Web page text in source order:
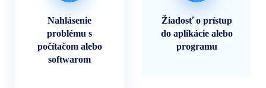
Nahlásenie
problému s
počítačom alebo
softwarom
Žiadosť o prístup
do aplikácie alebo
programu